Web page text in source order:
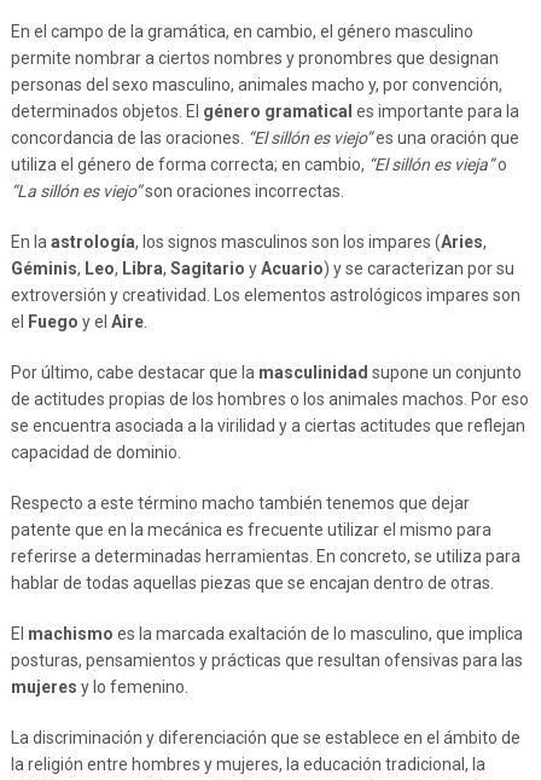
En el campo de la gramática, en cambio, el género masculino
permite nombrar a ciertos nombres y pronombres que designan
personas del sexo masculino, animales macho y, por convención,
determinados objetos. El género gramatical es importante para la
concordancia de las oraciones. “El sillón es viejo”es una oración que
utiliza el género de forma correcta; en cambio, “El sillón es vieja”o
“La sillón es viejo”son oraciones incorrectas.
En la astrología, los signos masculinos son los impares (Aries,
Géminis, Leo, Libra, Sagitario yAcuario) y se caracterizan por su
extroversión y creatividad. Los elementos astrológicos impares son
el
Fuego y el Aire.
Por último, cabe destacar que la masculinidad supone un conjunto
de actitudes propias de los hombres o los animales machos. Por eso
se encuentra asociada a la virilidad y a ciertas actitudes que reflejan
capacidad de dominio.
Respecto a este término macho también tenemos que dejar
patente que en la mecánica es frecuente utilizar el mismo para
referirse a determinadas herramientas. En concreto, se utiliza para
hablar de todas aquellas piezas que se encajan dentro de otras.
El machismo es la marcada exaltación de lo masculino, que implica
posturas, pensamientos y prácticas que resultan ofensivas para las
mujeres y lo femenino.
La discriminación y diferenciación que se establece en el ámbito de
la religión entre hombres y mujeres, la educación tradicional, la